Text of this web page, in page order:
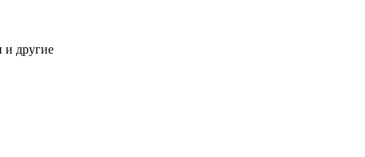
другие